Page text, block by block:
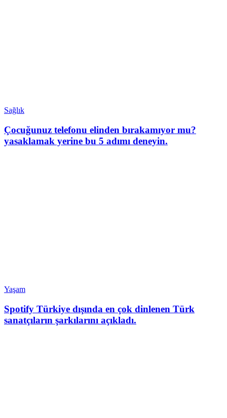
Sağlık
Çocuğunuz telefonu elinden bırakamıyor mu?
yasaklamak yerine bu 5 adımı deneyin.
Yaşam
Spotify Türkiye dışında en çok dinlenen Türk
sanatçıların şarkılarını açıkladı.